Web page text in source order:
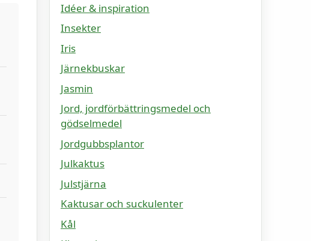
Idéer & inspiration
Insekter
Iris
Järnekbuskar
Jasmin
Jord, jordförbättringsmedel och
gödselmedel
Jordgubbsplantor
Julkaktus
Julstjärna
Kaktusar och suckulenter
Kål